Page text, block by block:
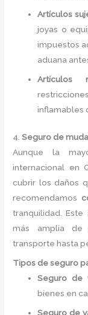
Artículos
joyas o
impuestos
aduana
Artículos
inflamables
4.Seguro de
Aunque la
internacional en
cubrir los daños
recomendamos
tranquilidad.
más amplia de
transporte hasta
Tipos de seguro
Seguro de
bienes en
Seguro de